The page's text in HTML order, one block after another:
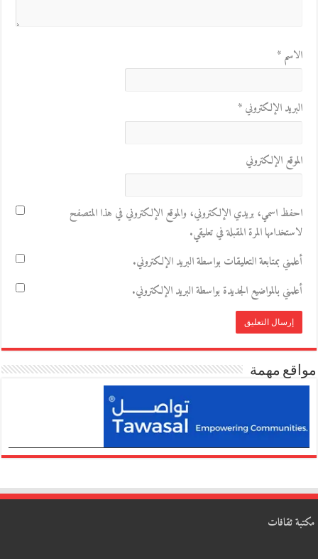
الاسم*
البريد الإلكتروني*
الموقع الإلكتروني
احفظ اسمي، بريدي الإلكتروني، والموقع الإلكتروني في هذا المتصفح
لاستخدامها المرة المقبلة في تعليقي.
أعلمني بمتابعة التعليقات بواسطة البريد الإلكتروني.
أعلمني بالمواضيع الجديدة بواسطة البريد الإلكتروني.
مواقع مهمة
مكتبة ثقافات